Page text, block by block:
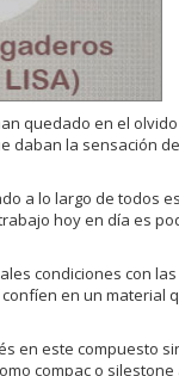
quedado en el
daban la sensación
a lo largo de todos
hoy en día es
condiciones con
en un material
en este compuesto
compac o